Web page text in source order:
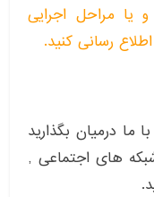
یا مراحل اجرایی
رسانی کنید.
ما درمیان بگذارید
های اجتماعی ,